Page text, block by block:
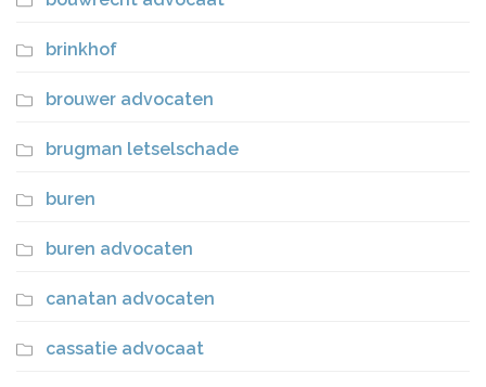
brinkhof
brouwer advocaten
brugman letselschade
buren
buren advocaten
canatan advocaten
cassatie advocaat